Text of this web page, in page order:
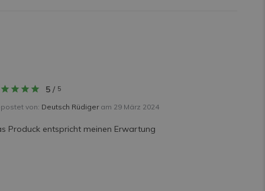
5 / 5
von: Deutsch Rüdigeram 29 März 2024
Produck entspricht meinen Erwartung